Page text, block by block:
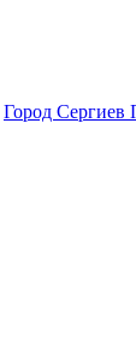
Город Сергиев